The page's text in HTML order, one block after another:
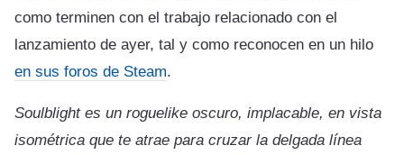
como terminen con el trabajo relacionado con el
lanzamiento de ayer, tal y como reconocen en un hilo
en sus foros de Steam.
Soulblight es un roguelike oscuro, implacable, en vista
isométrica que te atrae para cruzar la delgada línea